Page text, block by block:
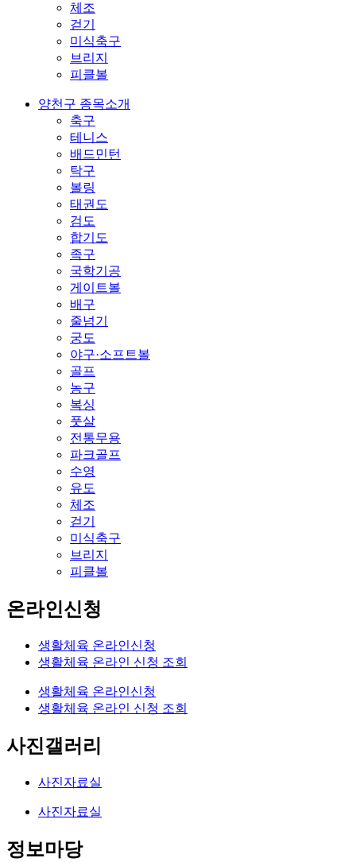
체조
걷기
미식축구
브리지
피클볼
양천구 종목소개
축구
테니스
배드민턴
탁구
볼링
태권도
검도
합기도
족구
국학기공
게이트볼
배구
줄넘기
궁도
야구·소프트볼
골프
농구
복싱
풋살
전통무용
파크골프
수영
유도
체조
걷기
미식축구
브리지
피클볼
온라인신청
생활체육 온라인신청
생활체육 온라인 신청 조회
생활체육 온라인신청
생활체육 온라인 신청 조회
사진갤러리
사진자료실
사진자료실
정보마당